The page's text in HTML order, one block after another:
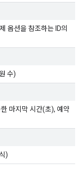
옵션을 참조하는 ID의
수)
마지막 시간(초), 예약
)